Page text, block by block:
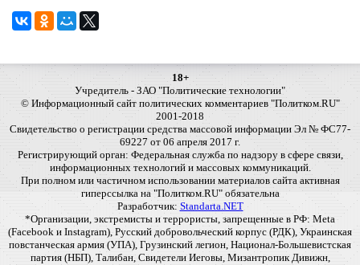
18+
Учредитель - ЗАО "Политические технологии"
© Информационный сайт политических комментариев "Политком.RU"
2001-2018
Свидетельство о регистрации средства массовой информации Эл № ФС77-
69227 от 06 апреля 2017 г.
Регистрирующий орган: Федеральная служба по надзору в сфере связи,
информационных технологий и массовых коммуникаций.
При полном или частичном использовании материалов сайта активная
гиперссылка на "Политком.RU" обязательна
Разработчик: Standarta.NET
*Организации, экстремисты и террористы, запрещенные в РФ: Meta
(Facebook и Instagram), Русский добровольческий корпус (РДК), Украинская
повстанческая армия (УПА), Грузинский легион, Национал-Большевистская
партия (НБП), Талибан, Свидетели Иеговы, Мизантропик Дивижн,